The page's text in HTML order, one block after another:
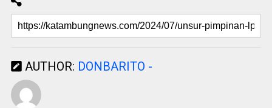
AUTHOR: DONBARITO -